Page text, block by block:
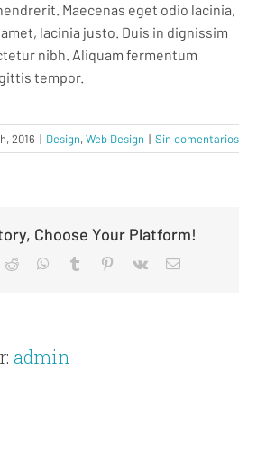
Maecenas eget odio lacinia,
lacinia justo. Duis in dignissim
nibh. Aliquam fermentum
tempor.
2016 | Design,Web Design | Sin comentarios
Choose Your Platform!
reddit whatsapp
tumblr pinterest
vk
Correo
admin